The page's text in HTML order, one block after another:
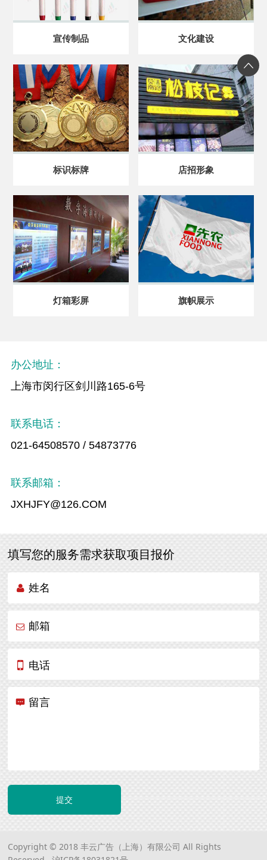
宣传制品 文化建设
标识标牌 店招形象
灯箱彩屏 旗帜展示
办公地址：
上海市闵行区剑川路165-6号
联系电话：
021-64508570 / 54873776
联系邮箱：
JXHJFY@126.COM
填写您的服务需求获取项目报价
姓名
邮箱
电话
留言
提交
Copyright © 2018 丰云广告（上海）有限公司 All Rights